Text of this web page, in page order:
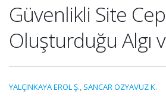
Güvenlikli Site
Oluşturduğu Algı
YALÇINKAYA EROL Ş., SANCAR ÖZYAVUZ K.